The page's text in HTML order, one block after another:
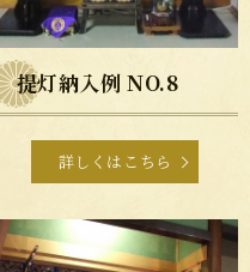
提灯納入例 NO.8
詳しくはこちら